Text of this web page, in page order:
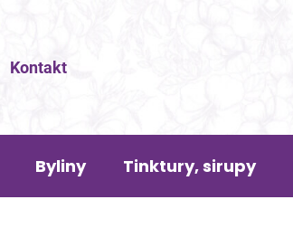
Kontakt
Byliny Tinktury, sirupy